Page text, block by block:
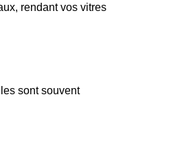
rendant vos vitres
sont souvent